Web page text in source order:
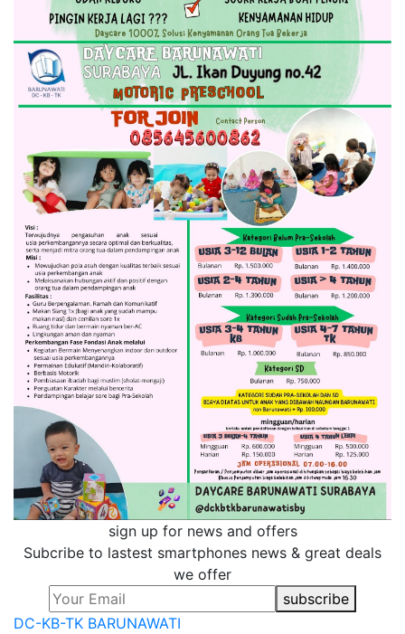
sign up for news and offers
Subcribe to lastest smartphones news & great deals
we offer
subscribe
DC-KB-TK BARUNAWATI